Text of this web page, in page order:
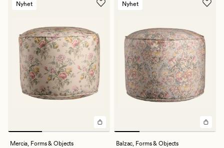
Nyhet
Mercia, Forms & Objects
Nyhet
Balzac, Forms & Objects